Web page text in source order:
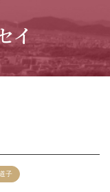
イ
子